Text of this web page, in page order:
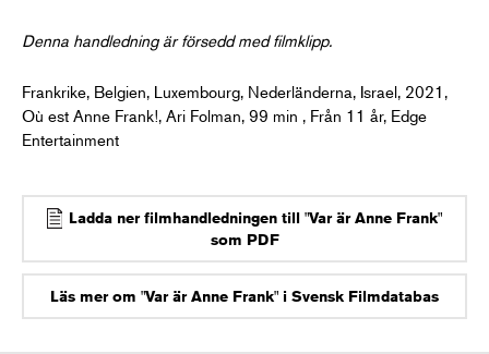
Denna handledning är försedd med filmklipp.
Frankrike, Belgien, Luxembourg, Nederländerna, Israel, 2021,
Où est Anne Frank!, Ari Folman, 99 min , Från 11 år, Edge
Entertainment
Ladda ner filmhandledningen till "Var är Anne Frank"
som PDF
Läs mer om "Var är Anne Frank" i Svensk Filmdatabas